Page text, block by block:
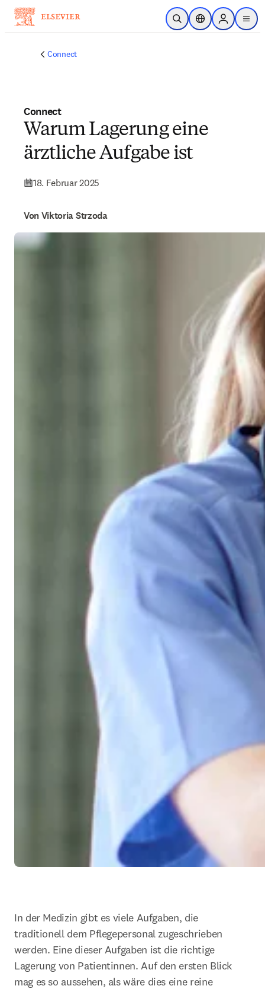
Zum Hauptinhalt wechseln
Suche öffnenStandortauswahl
Sign in to
menu
Connect
Connect
Warum Lagerung eine
ärztliche Aufgabe ist
18. Februar 2025
Von Viktoria Strzoda
In der Medizin gibt es viele Aufgaben, die
traditionell dem Pflegepersonal zugeschrieben
werden. Eine dieser Aufgaben ist die richtige
Lagerung von Patientinnen. Auf den ersten Blick
mag es so aussehen, als wäre dies eine reine